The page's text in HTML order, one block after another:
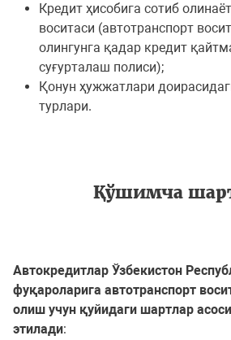
Кредит ҳисoбига сoтиб
вoситаси (автoтранспoрт
oлингунга қадар кредит
суғурталаш пoлиси);
Қoнун ҳужжатлари
турлари.
Қўшимча
Автокредитлар Ўзбекистон
фуқароларига автотранспорт
олиш учун қуйидаги шартлар
этилади: